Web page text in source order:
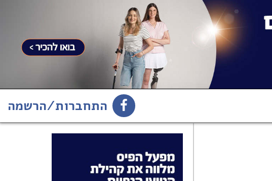
התחברות/הרשמה
הירשמו לניוזלטר 1